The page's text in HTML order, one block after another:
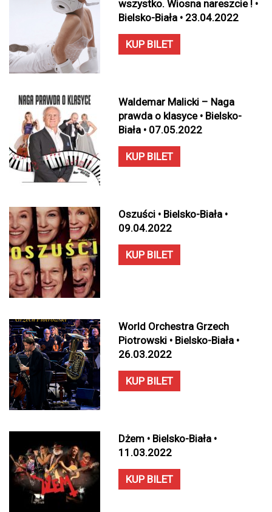
wszystko. Wiosna nareszcie ! •
Bielsko-Biała • 23.04.2022
KUP BILET
Waldemar Malicki – Naga
prawda o klasyce • Bielsko-
Biała • 07.05.2022
KUP BILET
Oszuści • Bielsko-Biała •
09.04.2022
KUP BILET
World Orchestra Grzech
Piotrowski • Bielsko-Biała •
26.03.2022
KUP BILET
Dżem • Bielsko-Biała •
11.03.2022
KUP BILET